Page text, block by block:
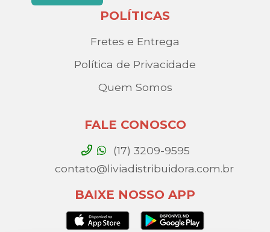
POLÍTICAS
Fretes e Entrega
Política de Privacidade
Quem Somos
FALE CONOSCO
(17) 3209-9595
contato@liviadistribuidora.com.br
BAIXE NOSSO APP